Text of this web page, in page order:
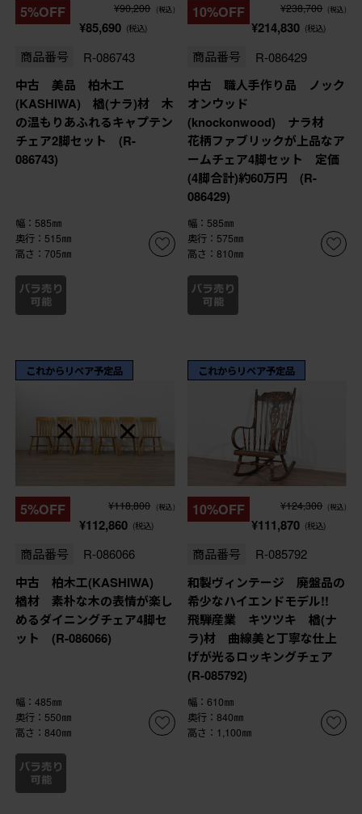
5%OFF ¥90,200 (税込)
¥85,690 (税込)
商品番号 R-086743
中古 美品 柏木工
(KASHIWA) 楢(ナラ)材 木
の温もりあふれるキャプテン
チェア2脚セット (R-
086743)
幅：585㎜
奥行：515㎜
高さ：705㎜
10%OFF ¥238,700 (税込)
¥214,830 (税込)
商品番号 R-086429
中古 職人手作り品 ノック
オンウッド
(knockonwood) ナラ材
花柄ファブリックが上品なア
ームチェア4脚セット 定価
(4脚合計)約60万円 (R-
086429)
幅：585㎜
奥行：575㎜
高さ：810㎜
これからリペア予定品
5%OFF ¥118,800 (税込)
¥112,860 (税込)
商品番号 R-086066
中古 柏木工(KASHIWA)
楢材 素朴な木の表情が楽し
めるダイニングチェア4脚セ
ット (R-086066)
幅：485㎜
奥行：550㎜
高さ：840㎜
これからリペア予定品
10%OFF ¥124,300 (税込)
¥111,870 (税込)
商品番号 R-085792
和製ヴィンテージ 廃盤品の
希少なハイエンドモデル!!
飛騨産業 キツツキ 楢(ナ
ラ)材 曲線美と丁寧な仕上
げが光るロッキングチェア
(R-085792)
幅：610㎜
奥行：840㎜
高さ：1,100㎜